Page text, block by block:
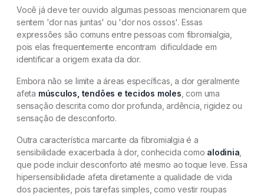
Você já deve ter ouvido algumas pessoas mencionarem que
sentem 'dor nas juntas' ou 'dor nos ossos'. Essas
expressões são comuns entre pessoas com fibromialgia,
pois elas frequentemente encontram dificuldade em
identificar a origem exata da dor.
Embora não se limite a áreas específicas, a dor geralmente
afeta músculos, tendões e tecidos moles , com uma
sensação descrita como dor profunda, ardência, rigidez ou
sensação de desconforto.
Outra característica marcante da fibromialgia é a
sensibilidade exacerbada à dor, conhecida como alodinia
que pode incluir desconforto até mesmo ao toque leve. Essa
hipersensibilidade afeta diretamente a qualidade de vida
dos pacientes, pois tarefas simples, como vestir roupas